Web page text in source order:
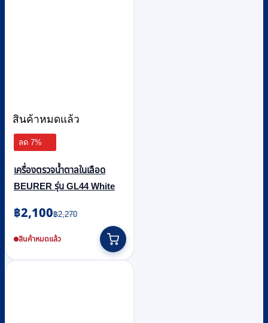
สินค้าหมดแล้ว
ลด 7%
เครื่องตรวจน้ำตาลในเลือด
BEURER รุ่น GL44 White
฿2,270
Original
price
was:
฿2,100
Current
price
is:สินค้าหมดแล้ว